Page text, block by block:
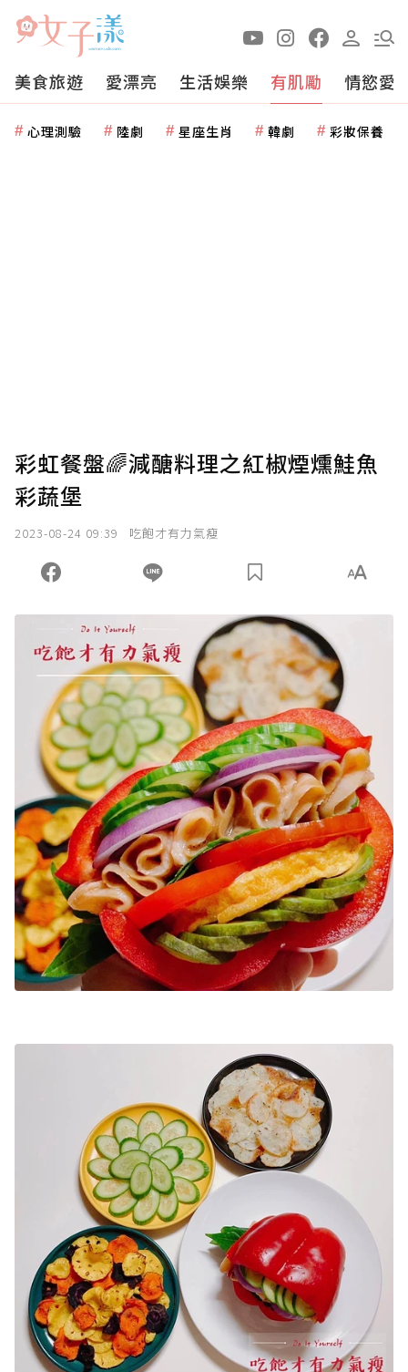
美食旅遊 愛漂亮 生活娛樂 有肌勵 情慾愛
心理測驗 陸劇 星座生肖 韓劇 彩妝保養
彩虹餐盤🌈減醣料理之紅椒煙燻鮭魚
彩蔬堡
2023-08-24 09:39 吃飽才有力氣瘦